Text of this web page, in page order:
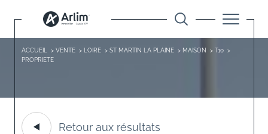
ACCUEIL VENTE LOIRE ST MARTIN LA PLAINE MAISON
T10
PROPRIETE
Retour aux résultats